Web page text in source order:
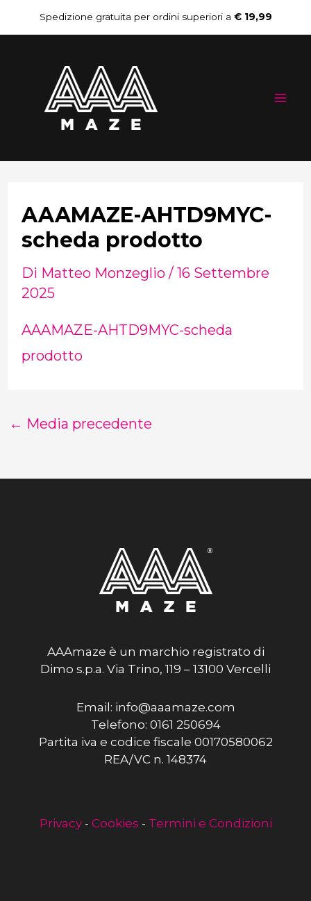
al
contenuto
Spedizione gratuita per ordini superiori a € 19,99
AAAMAZE-AHTD9MYC-
scheda prodotto
Di Matteo Monzeglio / 16 Settembre
2025
AAAMAZE-AHTD9MYC-scheda
prodotto
Navigazione
articoli
← Media precedente
AAAmaze è un marchio registrato di
Dimo s.p.a. Via Trino, 119 – 13100 Vercelli
Email: info@aaamaze.com
Telefono: 0161 250694
Partita iva e codice fiscale 00170580062
REA/VC n. 148374
Privacy- Cookies - Termini e Condizioni